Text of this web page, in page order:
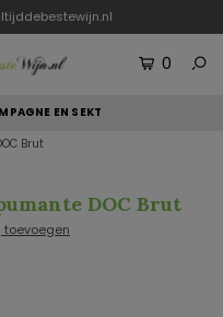
0
EN SEKT
Brut
DOC Brut
toevoegen